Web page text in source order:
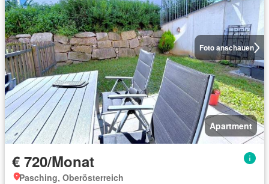
Foto anschauen
Apartment
€ 720/Monat
Pasching, Oberösterreich